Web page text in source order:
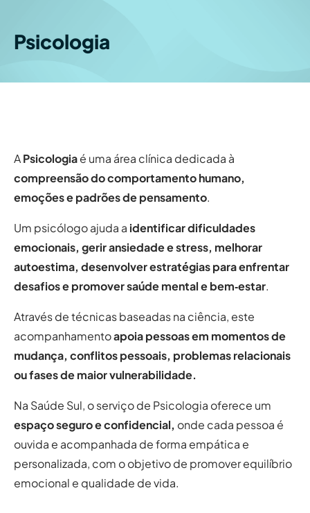
Psicologia
APsicologiaé uma área clínica dedicada à
compreensão do comportamento humano,
emoções e padrões de pensamento.
Um psicólogo ajuda a identificar dificuldades
emocionais, gerir ansiedade e stress, melhorar
autoestima, desenvolver estratégias para enfrentar
desafios e promover saúde mental e bem‑estar.
Através de técnicas baseadas na ciência, este
acompanhamentoapoia pessoas em momentos de
mudança, conflitos pessoais, problemas relacionais
ou fases de maior vulnerabilidade.
Na Saúde Sul, o serviço de Psicologia oferece um
espaço seguro e confidencial, onde cada pessoa é
ouvida e acompanhada de forma empática e
personalizada, com o objetivo de promover equilíbrio
emocional e qualidade de vida.